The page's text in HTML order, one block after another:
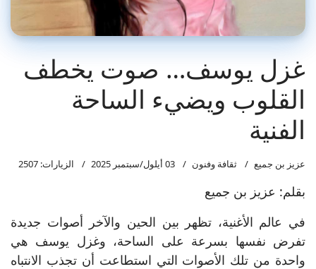
غزل يوسف… صوت يخطف
القلوب ويضيء الساحة
الفنية
عزيز بن جميع ثقافة وفنون 03 أيلول/سبتمبر 2025 الزيارات: 2507
بقلم: عزيز بن جميع
في عالم الأغنية، تظهر بين الحين والآخر أصوات جديدة
تفرض نفسها بسرعة على الساحة، وغزل يوسف هي
واحدة من تلك الأصوات التي استطاعت أن تجذب الانتباه